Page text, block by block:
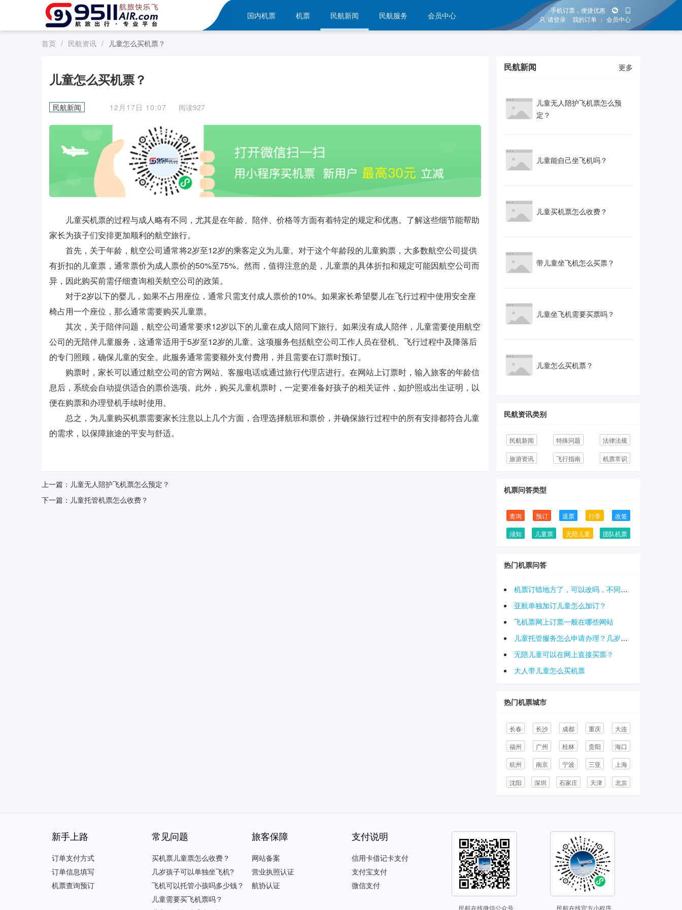
国内机票 机票 民航新闻 民航服务 会员中心
手机订票，便捷优惠
请登录
我的订单 | 会员中心
首页 / 民航资讯 / 儿童怎么买机票？
儿童怎么买机票？
民航新闻 12月17日 10:07 阅读927
儿童买机票的过程与成人略有不同，尤其是在年龄、陪伴、价格等方面有着特定的规定和优惠。了解这些细节能帮助
家长为孩子们安排更加顺利的航空旅行。
首先，关于年龄，航空公司通常将2岁至12岁的乘客定义为儿童。对于这个年龄段的儿童购票，大多数航空公司提供
有折扣的儿童票，通常票价为成人票价的50%至75%。然而，值得注意的是，儿童票的具体折扣和规定可能因航空公司而
异，因此购买前需仔细查询相关航空公司的政策。
对于2岁以下的婴儿，如果不占用座位，通常只需支付成人票价的10%。如果家长希望婴儿在飞行过程中使用安全座
椅占用一个座位，那么通常需要购买儿童票。
其次，关于陪伴问题，航空公司通常要求12岁以下的儿童在成人陪同下旅行。如果没有成人陪伴，儿童需要使用航空
公司的无陪伴儿童服务，这通常适用于5岁至12岁的儿童。这项服务包括航空公司工作人员在登机、飞行过程中及降落后
的专门照顾，确保儿童的安全。此服务通常需要额外支付费用，并且需要在订票时预订。
购票时，家长可以通过航空公司的官方网站、客服电话或通过旅行代理店进行。在网站上订票时，输入旅客的年龄信
息后，系统会自动提供适合的票价选项。此外，购买儿童机票时，一定要准备好孩子的相关证件，如护照或出生证明，以
便在购票和办理登机手续时使用。
总之，为儿童购买机票需要家长注意以上几个方面，合理选择航班和票价，并确保旅行过程中的所有安排都符合儿童
的需求，以保障旅途的平安与舒适。
上一篇： 儿童无人陪护飞机票怎么预定？
下一篇： 儿童托管机票怎么收费？
民航新闻 更多
儿童无人陪护飞机票怎么预
定？
儿童能自己坐飞机吗？
儿童买机票怎么收费？
带儿童坐飞机怎么买票？
儿童坐飞机需要买票吗？
儿童怎么买机票？
民航资讯类别
民航新闻 特殊问题 法律法规
旅游资讯 飞行指南 机票常识
机票问答类型
查询 预订 退票 行李 改签
须知 儿童票 无陪儿童 团队机票
热门机票问答
机票订错地方了，可以改吗，不同的机场机票改签
亚航单独加订儿童怎么加订？
飞机票网上订票一般在哪些网站
儿童托管服务怎么申请办理？几岁的小孩可以办理？
无陪儿童可以在网上直接买票？
大人带儿童怎么买机票
热门机票城市
长春 长沙 成都 重庆 大连
福州 广州 桂林 贵阳 海口
杭州 南京 宁波 三亚 上海
沈阳 深圳 石家庄 天津 北京
新手上路
订单支付方式
订单信息填写
机票查询预订
常见问题
买机票儿童票怎么收费？
几岁孩子可以单独坐飞机?
飞机可以托管小孩吗多少钱？
儿童需要买飞机票吗？
旅客保障
网站备案
营业执照认证
航协认证
支付说明
信用卡借记卡支付
支付宝支付
微信支付
民航在线微信公众号 民航在线官方小程序